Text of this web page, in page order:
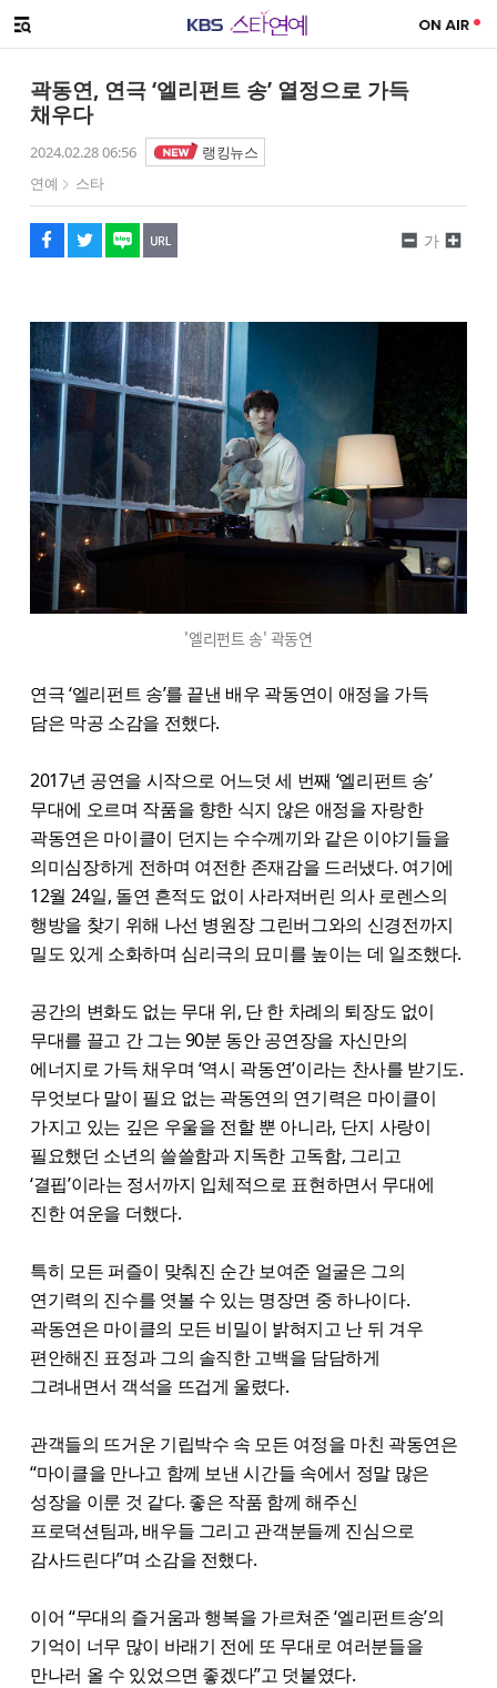
메뉴 열기
곽동연, 연극 ‘엘리펀트 송’ 열정으로 가득
채우다
2024.02.28 06:56
랭킹뉴스
연예
스타
페이스북
트위터
네이버
URL복사
글씨 작게보기
가
글씨 크게보기
'엘리펀트 송' 곽동연
연극 ‘엘리펀트 송’를 끝낸 배우 곽동연이 애정을 가득
담은 막공 소감을 전했다.
2017년 공연을 시작으로 어느덧 세 번째 ‘엘리펀트 송’
무대에 오르며 작품을 향한 식지 않은 애정을 자랑한
곽동연은 마이클이 던지는 수수께끼와 같은 이야기들을
의미심장하게 전하며 여전한 존재감을 드러냈다. 여기에
12월 24일, 돌연 흔적도 없이 사라져버린 의사 로렌스의
행방을 찾기 위해 나선 병원장 그린버그와의 신경전까지
밀도 있게 소화하며 심리극의 묘미를 높이는 데 일조했다.
공간의 변화도 없는 무대 위, 단 한 차례의 퇴장도 없이
무대를 끌고 간 그는 90분 동안 공연장을 자신만의
에너지로 가득 채우며 ‘역시 곽동연’이라는 찬사를 받기도.
무엇보다 말이 필요 없는 곽동연의 연기력은 마이클이
가지고 있는 깊은 우울을 전할 뿐 아니라, 단지 사랑이
필요했던 소년의 쓸쓸함과 지독한 고독함, 그리고
‘결핍’이라는 정서까지 입체적으로 표현하면서 무대에
진한 여운을 더했다.
특히 모든 퍼즐이 맞춰진 순간 보여준 얼굴은 그의
연기력의 진수를 엿볼 수 있는 명장면 중 하나이다.
곽동연은 마이클의 모든 비밀이 밝혀지고 난 뒤 겨우
편안해진 표정과 그의 솔직한 고백을 담담하게
그려내면서 객석을 뜨겁게 울렸다.
관객들의 뜨거운 기립박수 속 모든 여정을 마친 곽동연은
“마이클을 만나고 함께 보낸 시간들 속에서 정말 많은
성장을 이룬 것 같다. 좋은 작품 함께 해주신
프로덕션팀과, 배우들 그리고 관객분들께 진심으로
감사드린다”며 소감을 전했다.
이어 “무대의 즐거움과 행복을 가르쳐준 ‘엘리펀트송’의
기억이 너무 많이 바래기 전에 또 무대로 여러분들을
만나러 올 수 있었으면 좋겠다”고 덧붙였다.